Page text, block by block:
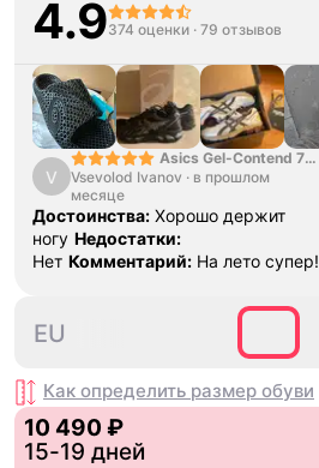
4.9374 оценки · 79 отзывов
V
Asics Gel-Contend 7
Light Grey
Vsevolod Ivanov · в прошлом
месяце
Достоинства: Хорошо держит
ногу Недостатки:
Нет Комментарий: На лето супер!
EU
Как определить размер обуви
10 490 ₽
15-19 дней